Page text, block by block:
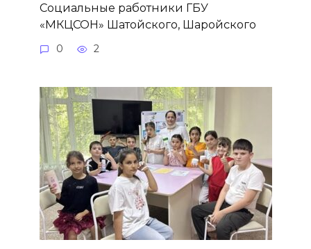
Социальные работники ГБУ
«МКЦСОН» Шатойского, Шаройского
0 2